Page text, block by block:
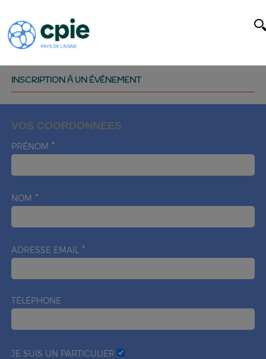
INSCRIPTION À UN ÉVÉNEMENT
VOS COORDONNEES
PRÉNOM
NOM
ADRESSE EMAIL
TÉLÉPHONE
JE SUIS UN PARTICULIER